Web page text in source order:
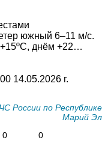
южный 6–11 м/с.
днём +22…
14.05.2026 г.
России по Республике
Марий Эл
0
0